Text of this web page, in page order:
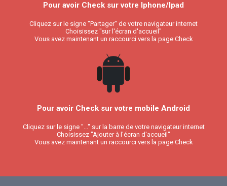
Pour avoir Check sur votre Iphone/Ipad
Cliquez sur le signe "Partager" de votre navigateur internet
Choisissez "sur l'écran d'accueil"
Vous avez maintenant un raccourci vers la page Check
Pour avoir Check sur votre mobile Android
Cliquez sur le signe "..." sur la barre de votre navigateur internet
Choisissez "Ajouter à l'écran d'accueil"
Vous avez maintenant un raccourci vers la page Check